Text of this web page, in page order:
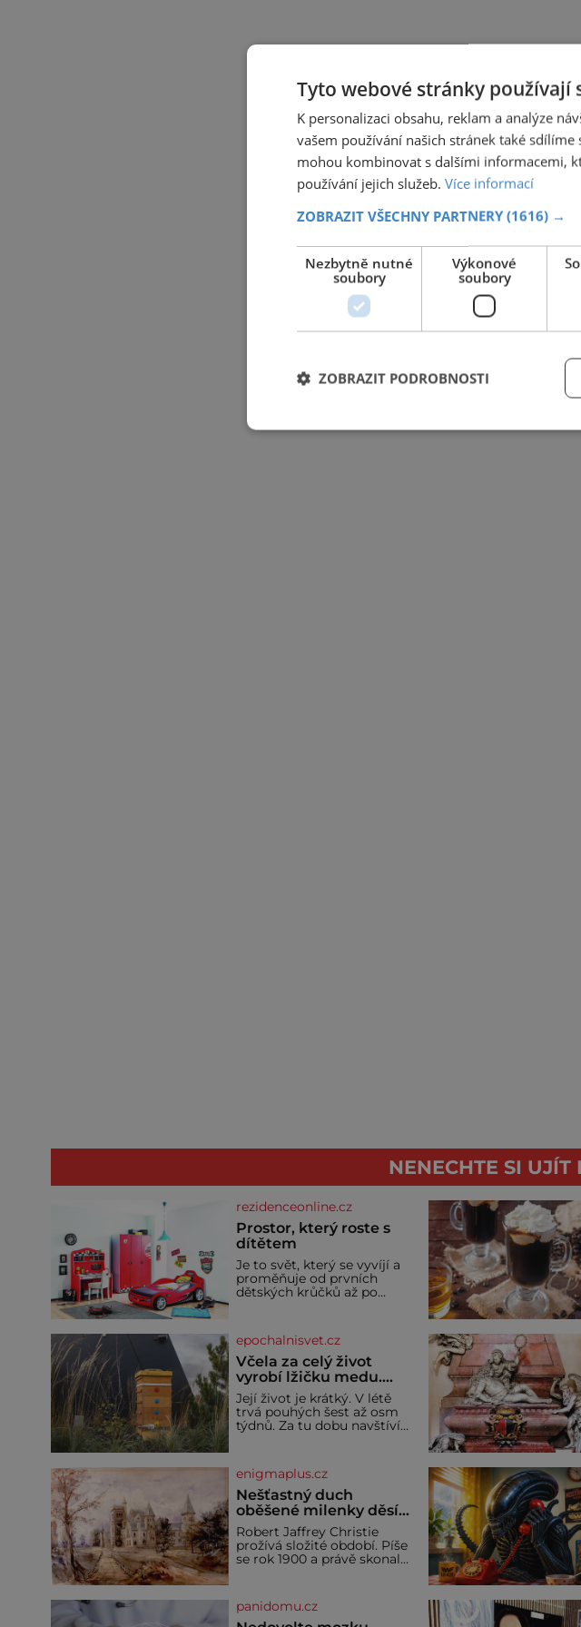
NENECHTE SI
rezidenceonline.cz
Prostor, který roste s
dítětem
Je to svět, který se vyvíjí a
proměňuje od prvních
dětských krůčků až po
bezpečí, kreativitu,
soustředění i odpočinek a
reaguje na každou etapu
života a specifické potřeby
dítěte. Pro nejmenší je
klíčová jednoduchost,
měkkost a bezpečí, proto
by pokoj miminka měl
epochalnisvet.cz
Včela za celý život
vyrobí lžičku medu.
Čím je pražský med ze
střech tak ceněný?
Její život je krátký. V létě
trvá pouhých šest až osm
týdnů. Za tu dobu navštíví
přibližně devět gramů
medu – zhruba jednu
čajovou lžičku. Sama o sobě
se může zdát bezvýznamná.
Teprve když se spojí s
dalšími desítkami tisíc
příslušnic svého včelstva,
vznikne jeden z
enigmaplus.cz
Nešťastný duch
oběšené milenky děsí
studentky
Robert Jaffrey Christie
prožívá složité období. Píše
se rok 1900 a právě skonal
(1829–1900). Smutná
událost je ale doprovázena
panidomu.cz
Tyto webové stránky používají
K personalizaci obsahu, reklam a analýze
vašem používání našich stránek také
mohou kombinovat s dalšími informacemi,
používání jejich služeb. Více informací
ZOBRAZIT VŠECHNY PARTNERY (1616) →
Nezbytně nutné
soubory
Výkonové
soubory
ZOBRAZIT PODROBNOSTI